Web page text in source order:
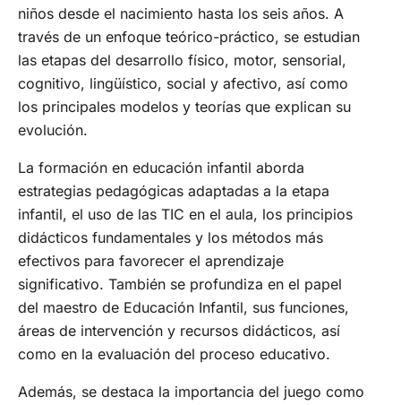
niños desde el nacimiento hasta los seis años. A
través de un enfoque teórico-práctico, se estudian
las etapas del desarrollo físico, motor, sensorial,
cognitivo, lingüístico, social y afectivo, así como
los principales modelos y teorías que explican su
evolución.
La formación en educación infantil aborda
estrategias pedagógicas adaptadas a la etapa
infantil, el uso de las TIC en el aula, los principios
didácticos fundamentales y los métodos más
efectivos para favorecer el aprendizaje
significativo. También se profundiza en el papel
del maestro de Educación Infantil, sus funciones,
áreas de intervención y recursos didácticos, así
como en la evaluación del proceso educativo.
Además, se destaca la importancia del juego como